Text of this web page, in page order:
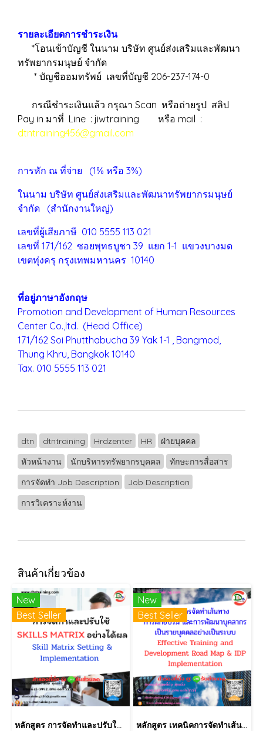
รายละเอียดการชำระเงิน
*โอนเข้าบัญชี ในนาม บริษัท ศูนย์ส่งเสริมและพัฒนา
ทรัพยากรมนุษย์ จำกัด
* บัญชีออมทรัพย์ เลขที่บัญชี 206-237-174-0
กรณีชำระเงินแล้ว กรุณา Scan หรือถ่ายรูป สลิป
Pay in มาที่ Line : jiwtraining หรือ mail :
dtntraining456@gmail.com
การหัก ณ ที่จ่าย (1% หรือ 3%)
ในนาม บริษัท ศูนย์ส่งเสริมและพัฒนาทรัพยากรมนุษย์
จำกัด (สำนักงานใหญ่)
เลขที่ผู้เสียภาษี 010 5555 113 021
เลขที่ 171/162 ซอยพุทธบูชา 39 แยก 1-1 แขวงบางมด
เขตทุ่งครุ กรุงเทพมหานคร 10140
ที่อยู่ภาษาอังกฤษ
Promotion and Development of Human Resources
Center Co.,ltd. (Head Office)
171/162 Soi Phutthabucha 39 Yak 1-1 , Bangmod,
Thung Khru, Bangkok 10140
Tax. 010 5555 113 021
dtn dtntraining Hrdzenter HR
ฝ่ายบุคคล
หัวหน้างาน
นักบริหารทรัพยากรบุคคล
ทักษะการสื่อสาร
การจัดทำ Job Description
Job Description
การวิเคราะห์งาน
สินค้าเกี่ยวข้อง
New
Best Seller
หลักสูตร การจัดทำและปรับใช้ SKILLS MATRIX อย่างได้ผล Skill Matrix Setting & Implementation
New
Best Seller
หลักสูตร เทคนิคการจัดทำเส้นทางการฝึกอบรม และการพัฒนาบุคลากร เป็นรายบุคคลอย่างเป็นระบบ Effective Training and Development Road Map & IDP Implementation